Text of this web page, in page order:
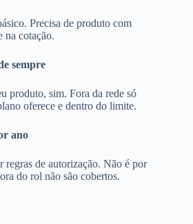
Precisa de produto com
na cotação.
sempre
produto, sim. Fora da rede só
oferece e dentro do limite.
ano
regras de autorização. Não é por
do rol não são cobertos.